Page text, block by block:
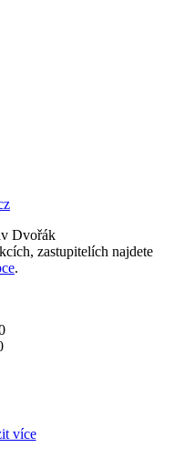
Dvořák
zastupitelích najdete
.
více